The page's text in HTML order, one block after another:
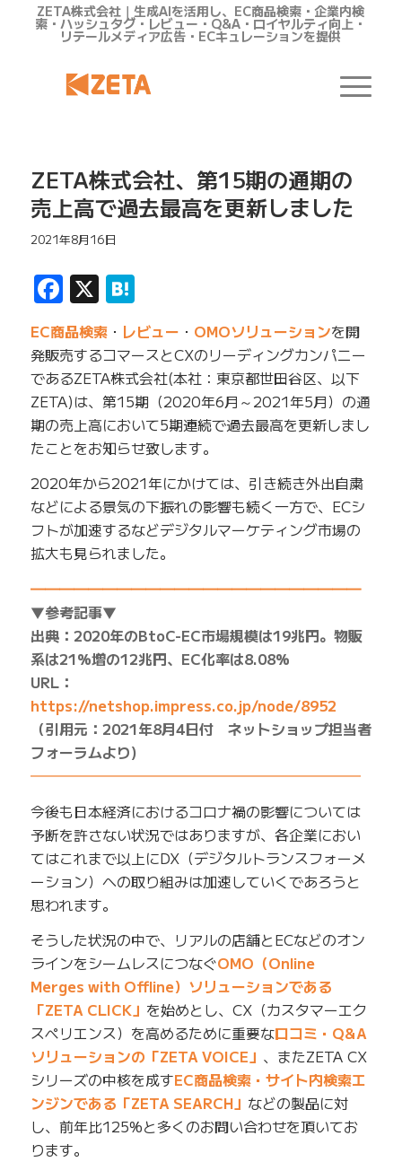
ZETA株式会社｜生成AIを活用し、EC商品検索・企業内検
索・ハッシュタグ・レビュー・Q&A・ロイヤルティ向上・
リテールメディア広告・ECキュレーションを提供
ZETA株式会社、第15期の通期の
売上高で過去最高を更新しました
2021年8月16日
Facebook
X Hatena
EC商品検索・ レビュー ・ OMOソリューションを開
発販売するコマースとCXのリーディングカンパニー
であるZETA株式会社(本社：東京都世田谷区、以下
ZETA)は、第15期（2020年6月～2021年5月）の通
期の売上高において5期連続で過去最高を更新しまし
たことをお知らせ致します。
2020年から2021年にかけては、引き続き外出自粛
などによる景気の下振れの影響も続く一方で、ECシ
フトが加速するなどデジタルマーケティング市場の
拡大も見られました。
━━━━━━━━━━━━━━━━━━━━━━━
▼参考記事▼
出典：2020年のBtoC-EC市場規模は19兆円。物販
系は21%増の12兆円、EC化率は8.08%
URL：
https://netshop.impress.co.jp/node/8952
（引用元：2021年8月4日付 ネットショップ担当者
フォーラムより)
━━━━━━━━━━━━━━━━━━━━━━━
今後も日本経済におけるコロナ禍の影響については
予断を許さない状況ではありますが、各企業におい
てはこれまで以上にDX（デジタルトランスフォーメ
ーション）への取り組みは加速していくであろうと
思われます。
そうした状況の中で、リアルの店舗とECなどのオン
ラインをシームレスにつなぐOMO（Online
Merges with Offline）ソリューションである
「ZETA CLICK」 を始めとし、CX（カスタマーエク
スペリエンス）を高めるために重要な口コミ・Q&A
ソリューションの「ZETA VOICE」 、またZETA CX
シリーズの中核を成すEC商品検索・サイト内検索エ
ンジンである「ZETA SEARCH」 などの製品に対
し、前年比125%と多くのお問い合わせを頂いてお
ります。